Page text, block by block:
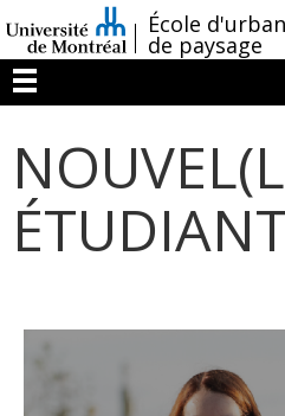
au
contenu
/École
de paysage
Menu